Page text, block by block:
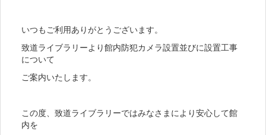
いつもご利用ありがとうございます。
致道ライブラリーより館内防犯カメラ設置並びに設置工事
について
ご案内いたします。
この度、致道ライブラリーではみなさまにより安心して館
内を